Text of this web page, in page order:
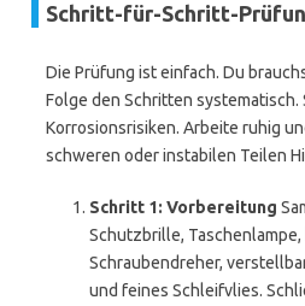
Schritt-für-Schritt-
Die Prüfung ist einfach. Du
Folge den Schritten systematisch.
Korrosionsrisiken. Arbeite ruhig
schweren oder instabilen Teilen
Schritt 1: Vorbereitung
Schutzbrille,
Schraubendreher,
und feines Schleifvlies.